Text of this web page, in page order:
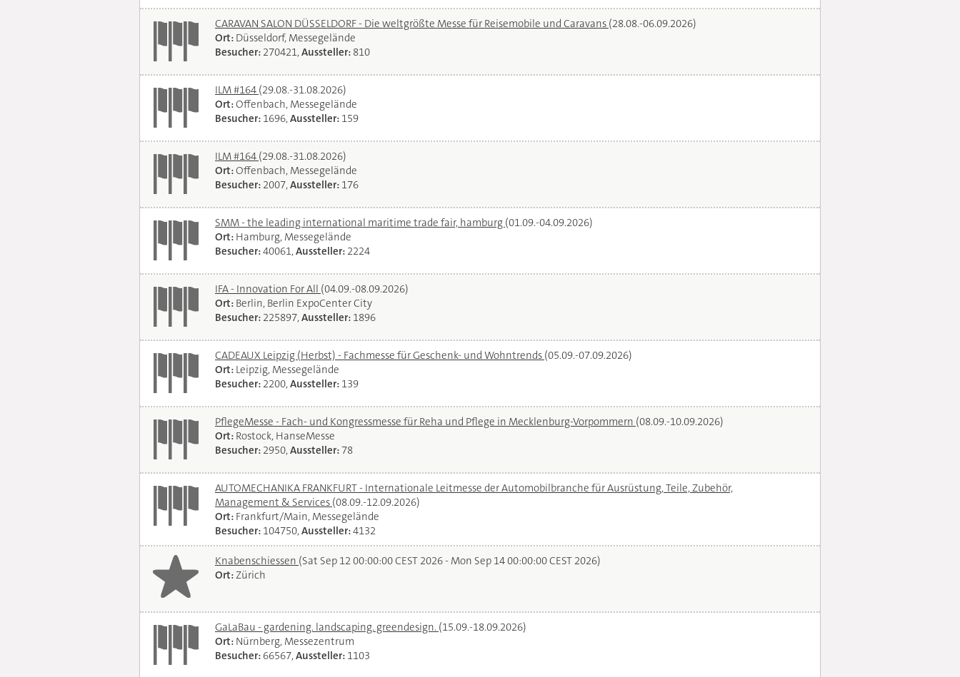
CARAVAN SALON DÜSSELDORF - Die weltgrößte Messe für Reisemobile und Caravans (28.08.-06.09.2026)
Ort: Düsseldorf, Messegelände
Besucher: 270421,Aussteller: 810
ILM #164 (29.08.-31.08.2026)
Ort:Offenbach, Messegelände
Besucher: 1696,Aussteller: 159
ILM #164 (29.08.-31.08.2026)
Ort:Offenbach, Messegelände
Besucher: 2007,Aussteller: 176
SMM - the leading international maritime trade fair, hamburg (01.09.-04.09.2026)
Ort: Hamburg, Messegelände
Besucher:40061,Aussteller: 2224
IFA - Innovation For All (04.09.-08.09.2026)
Ort: Berlin, Berlin ExpoCenter City
Besucher: 225897,Aussteller: 1896
CADEAUX Leipzig (Herbst) - Fachmesse für Geschenk- und Wohntrends (05.09.-07.09.2026)
Ort: Leipzig, Messegelände
Besucher: 2200,Aussteller: 139
PflegeMesse - Fach- und Kongressmesse für Reha und Pflege in Mecklenburg-Vorpommern (08.09.-10.09.2026)
Ort: Rostock, HanseMesse
Besucher: 2950,Aussteller: 78
AUTOMECHANIKA FRANKFURT - Internationale Leitmesse der Automobilbranche für Ausrüstung, Teile, Zubehör,
Management & Services (08.09.-12.09.2026)
Ort: Frankfurt/Main, Messegelände
Besucher: 104750,Aussteller:4132
Knabenschiessen (Sat Sep 12 00:00:00 CEST 2026 - Mon Sep 14 00:00:00 CEST 2026)
Ort:Zürich
GaLaBau - gardening. landscaping. greendesign. (15.09.-18.09.2026)
Ort: Nürnberg, Messezentrum
Besucher: 66567,Aussteller: 1103